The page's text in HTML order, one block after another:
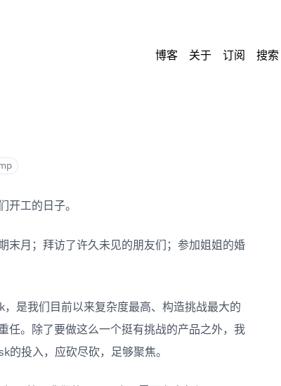
博客 关于 订阅 搜索
开工的日子。
末月；拜访了许久未见的朋友们；参加姐姐的婚
是我们目前以来复杂度最高、构造挑战最大的
任。除了要做这么一个挺有挑战的产品之外，我
的投入，应砍尽砍，足够聚焦。